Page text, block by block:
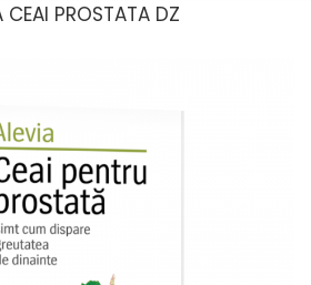
BILA
CEAI PROSTATA DZ